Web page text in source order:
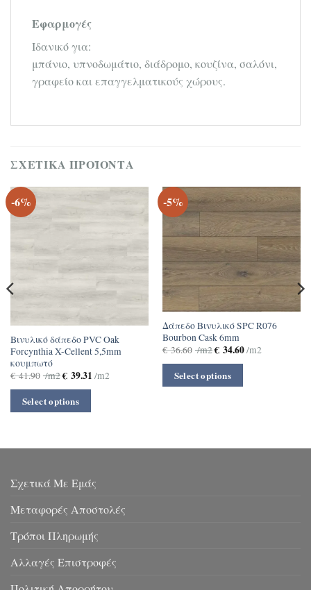
Εφαρμογές
Ιδανικό για:
μπάνιο, υπνοδωμάτιο, διάδρομο, κουζίνα, σαλόνι,
γραφείο και επαγγελματικούς χώρους.
ΣΧΕΤΙΚΆ ΠΡΟΪΌΝΤΑ
-6%
Βινυλικό δάπεδο PVC Oak
Forcynthia X-Cellent 5,5mm
κουμπωτό
€41.90 /m2€39.31 /m2
Select options
-5%
Δάπεδο Βινυλικό SPC R076
Bourbon Cask 6mm
€36.60 /m2€34.60/m2
Select options
Σχετικά Με Εμάς
Μεταφορές Αποστολές
Τρόποι Πληρωμής
Αλλαγές Επιστροφές